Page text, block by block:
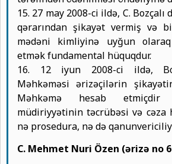
15. 27 may 2008-ci ildə, C.
qərarından şikayət vermiş və
mədəni kimliyinə uyğun
etmək fundamental hüquqdur.
16. 12 iyun 2008-ci ildə,
Məhkəməsi ərizəçilərin
Məhkəmə hesab
müdiriyyətinin təcrübəsi və cəza
nə prosedura, nə də
C. Mehmet Nuri Özen (ərizə no